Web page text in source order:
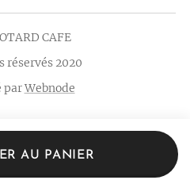
AU PANIER
CAFE
réservés 2020
parWebnode